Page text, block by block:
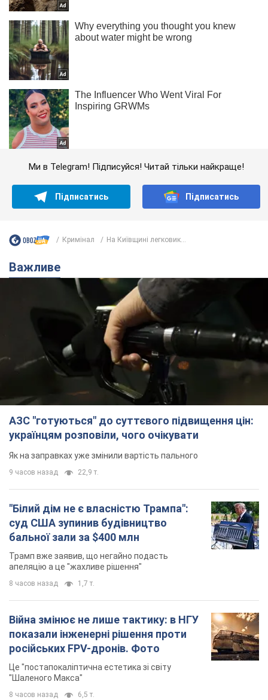
Ми в Telegram! Підписуйся! Читай тільки найкраще!
Підписатись Підписатись
Кримінал На Київщині легковик...
Важливе
АЗС "готуються" до суттєвого підвищення цін:
українцям розповіли, чого очікувати
Як на заправках уже змінили вартість пального
9 часов назад 22,9 т.
"Білий дім не є власністю Трампа":
суд США зупинив будівництво
бальної зали за $400 млн
Трамп вже заявив, що негайно подасть
апеляцію а це "жахливе рішення"
8 часов назад 1,7 т.
Війна змінює не лише тактику: в НГУ
показали інженерні рішення проти
російських FPV-дронів. Фото
Це "постапокаліптична естетика зі світу
"Шаленого Макса"
8 часов назад 6,5 т.